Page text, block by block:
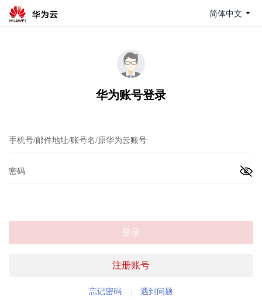
简体中文
华为账号登录
注册账号
登录
忘记密码 遇到问题